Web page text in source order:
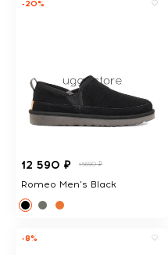
-20%
12 590 ₽ 15690 ₽
Romeo Men's Black
-8%